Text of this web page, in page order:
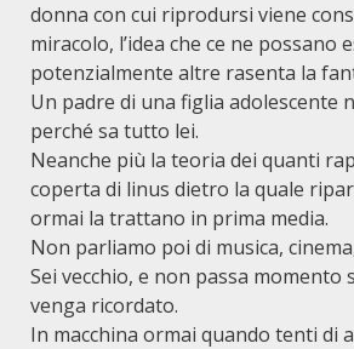
donna con cui riprodursi viene
miracolo, l’idea che ce ne possano
potenzialmente altre rasenta la
Un padre di una figlia adolescente
perché sa tutto lei.
Neanche più la teoria dei quanti
coperta di linus dietro la quale
ormai la trattano in prima media.
Non parliamo poi di musica,
Sei vecchio, e non passa momento
venga ricordato.
In macchina ormai quando tenti di